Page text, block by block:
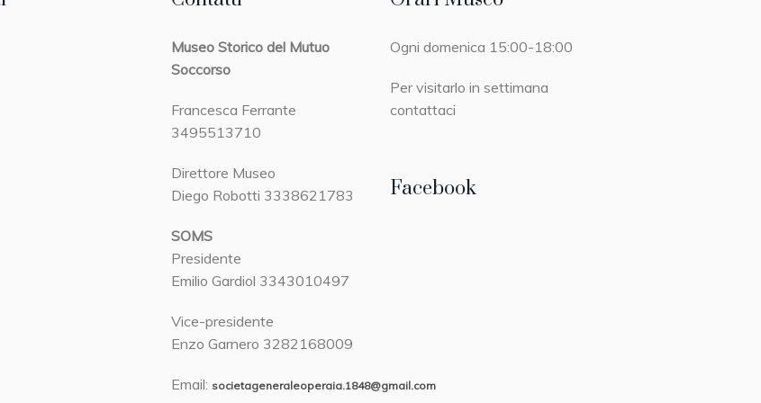
Museo Storico del Mutuo
Soccorso
Francesca Ferrante
3495513710
Direttore Museo
Diego Robotti 3338621783
SOMS
Presidente
Emilio Gardiol 3343010497
Vice-presidente
Enzo Garnero 3282168009
Email: societageneraleoperaia.1848@gmail.com
Ogni domenica 15:00-18:00
Per visitarlo in settimana
contattaci
Facebook